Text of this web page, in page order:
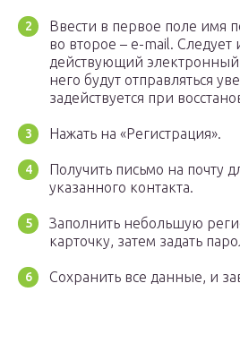
Ввести в первое поле имя
во второе – e-mail. Следует
действующий электронный
него будут отправляться
задействуется при
Нажать на «Регистрация».
Получить письмо на почту
указанного контакта.
Заполнить небольшую
карточку, затем задать
Сохранить все данные, и